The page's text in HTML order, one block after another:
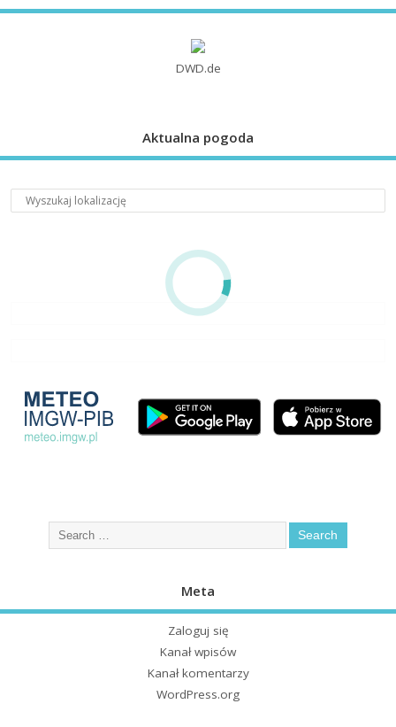
DWD.de
Aktualna pogoda
Meta
Zaloguj się
Kanał wpisów
Kanał komentarzy
WordPress.org